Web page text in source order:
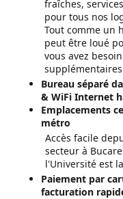
fraîches,
pour tous nos
Tout comme un
peut être loué
vous avez
Bureau séparé
& WiFi Internet
Emplacements
métro
Accès facile
secteur à
l'Université est
Paiement par
facturation